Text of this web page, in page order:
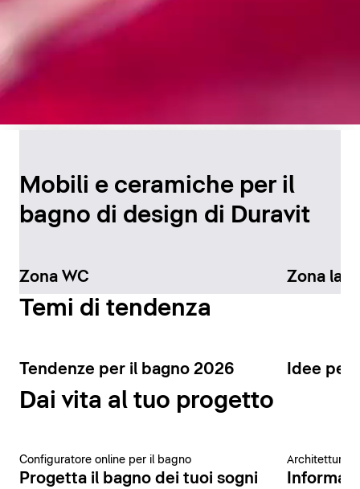
il bagno
Scopri di più
Mobili e ceramiche per il
bagno di design di Duravit
Zona WC Zona
Temi di tendenza
Tendenze per il bagno 2026 Idee per
Dai vita al tuo progetto
Configuratore online per il bagno
Progetta il bagno dei tuoi sogni
Architettura